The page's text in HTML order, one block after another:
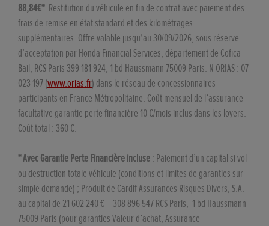
88,84€*. Restitution du véhicule en fin de contrat avec paiement des
frais de remise en état standard et des kilométrages
supplémentaires. Offre valable jusqu’au 30/09/2026, sous réserve
d’acceptation par Honda Financial Services, département de Cofica
Bail, RCS Paris 399 181 924, 1 bd Haussmann 75009 Paris. N ORIAS : 07
023 197 (www.orias.fr) dans le réseau de concessionnaires
participants en France Métropolitaine. Coût mensuel de l’assurance
facultative garantie perte financière 10 €/mois inclus dans les loyers.
Coût total : 360 €.
* Avec Garantie Perte Financière incluse: Paiement d’un capital si vol
ou destruction totale véhicule (conditions et limites de garanties sur
simple demande) ; Produit de Cardif Assurances Risques Divers, S.A.
au capital de 21 602 240 € – 308 896 547 RCS Paris, 1 bd Haussmann
75009 Paris (pour garanties Valeur d’achat, Assurance